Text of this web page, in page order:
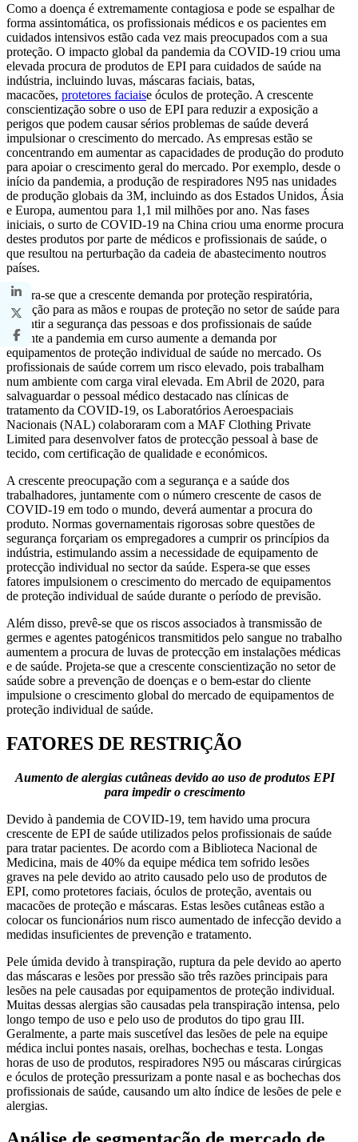
Como a doença é extremamente contagiosa e pode se espalhar de
forma assintomática, os profissionais médicos e os pacientes em
cuidados intensivos estão cada vez mais preocupados com a sua
proteção. O impacto global da pandemia da COVID-19 criou uma
elevada procura de produtos de EPI para cuidados de saúde na
indústria, incluindo luvas, máscaras faciais, batas,
macacões, protetores faciaise óculos de proteção. A crescente
conscientização sobre o uso de EPI para reduzir a exposição a
perigos que podem causar sérios problemas de saúde deverá
impulsionar o crescimento do mercado. As empresas estão se
concentrando em aumentar as capacidades de produção do produto
para apoiar o crescimento geral do mercado. Por exemplo, desde o
início da pandemia, a produção de respiradores N95 nas unidades
de produção globais da 3M, incluindo as dos Estados Unidos, Ásia
e Europa, aumentou para 1,1 mil milhões por ano. Nas fases
iniciais, o surto de COVID-19 na China criou uma enorme procura
destes produtos por parte de médicos e profissionais de saúde, o
que resultou na perturbação da cadeia de abastecimento noutros
países.
Espera-se que a crescente demanda por proteção respiratória,
proteção para as mãos e roupas de proteção no setor de saúde para
garantir a segurança das pessoas e dos profissionais de saúde
durante a pandemia em curso aumente a demanda por
equipamentos de proteção individual de saúde no mercado. Os
profissionais de saúde correm um risco elevado, pois trabalham
num ambiente com carga viral elevada. Em Abril de 2020, para
salvaguardar o pessoal médico destacado nas clínicas de
tratamento da COVID-19, os Laboratórios Aeroespaciais
Nacionais (NAL) colaboraram com a MAF Clothing Private
Limited para desenvolver fatos de protecção pessoal à base de
tecido, com certificação de qualidade e económicos.
A crescente preocupação com a segurança e a saúde dos
trabalhadores, juntamente com o número crescente de casos de
COVID-19 em todo o mundo, deverá aumentar a procura do
produto. Normas governamentais rigorosas sobre questões de
segurança forçariam os empregadores a cumprir os princípios da
indústria, estimulando assim a necessidade de equipamento de
protecção individual no sector da saúde. Espera-se que esses
fatores impulsionem o crescimento do mercado de equipamentos
de proteção individual de saúde durante o período de previsão.
Além disso, prevê-se que os riscos associados à transmissão de
germes e agentes patogénicos transmitidos pelo sangue no trabalho
aumentem a procura de luvas de protecção em instalações médicas
e de saúde. Projeta-se que a crescente conscientização no setor de
saúde sobre a prevenção de doenças e o bem-estar do cliente
impulsione o crescimento global do mercado de equipamentos de
proteção individual de saúde.
FATORES DE RESTRIÇÃO
Aumento de alergias cutâneas devido ao uso de produtos EPI
para impedir o crescimento
Devido à pandemia de COVID-19, tem havido uma procura
crescente de EPI de saúde utilizados pelos profissionais de saúde
para tratar pacientes. De acordo com a Biblioteca Nacional de
Medicina, mais de 40% da equipe médica tem sofrido lesões
graves na pele devido ao atrito causado pelo uso de produtos de
EPI, como protetores faciais, óculos de proteção, aventais ou
macacões de proteção e máscaras. Estas lesões cutâneas estão a
colocar os funcionários num risco aumentado de infecção devido a
medidas insuficientes de prevenção e tratamento.
Pele úmida devido à transpiração, ruptura da pele devido ao aperto
das máscaras e lesões por pressão são três razões principais para
lesões na pele causadas por equipamentos de proteção individual.
Muitas dessas alergias são causadas pela transpiração intensa, pelo
longo tempo de uso e pelo uso de produtos do tipo grau III.
Geralmente, a parte mais suscetível das lesões de pele na equipe
médica inclui pontes nasais, orelhas, bochechas e testa. Longas
horas de uso de produtos, respiradores N95 ou máscaras cirúrgicas
e óculos de proteção pressurizam a ponte nasal e as bochechas dos
profissionais de saúde, causando um alto índice de lesões de pele e
alergias.